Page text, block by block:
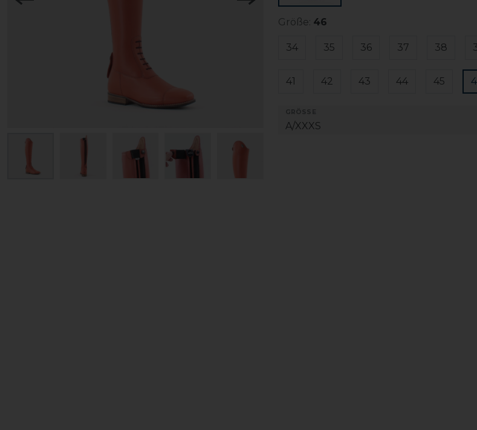
Größe: 46
34 35 36 37 38
41 42 43 44 45